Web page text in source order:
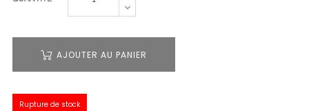
AJOUTER AU PANIER
Rupture de stock